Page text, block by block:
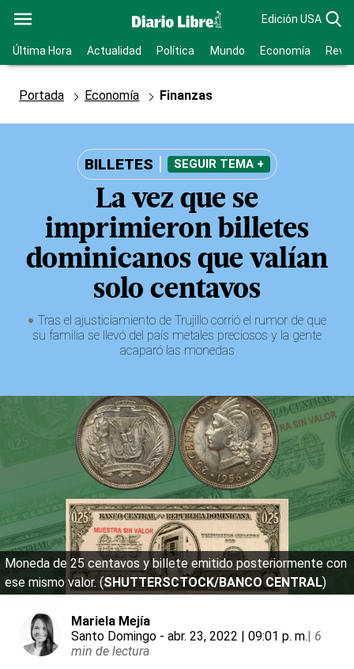
Edición USA
Última Hora Actualidad Política Mundo Economía
Portada Economía Finanzas
BILLETES SEGUIR TEMA +
La vez que se
imprimieron billetes
dominicanos que valían
solo centavos
Tras el ajusticiamiento de Trujillo corrió el rumor de que
su familia se llevó del país metales preciosos y la gente
acaparó las monedas
Moneda de 25 centavos y billete emitido posteriormente con
ese mismo valor. (SHUTTERSCTOCK/BANCO CENTRAL)
Mariela Mejía
Santo Domingo - abr. 23, 2022 | 09:01 p. m.| 6
min de lectura